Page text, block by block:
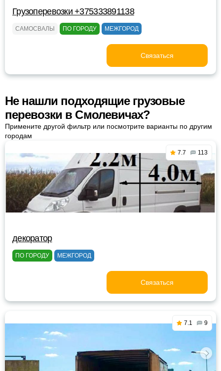
Грузоперевозки +375333891138
САМОСВАЛЫ ПО ГОРОДУ МЕЖГОРОД
Связаться
Не нашли подходящие грузовые
перевозки в Смолевичах?
Примените другой фильтр или посмотрите варианты по другим
городам
7.7 113
декоратор
ПО ГОРОДУ МЕЖГОРОД
Связаться
7.1 9